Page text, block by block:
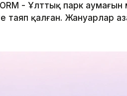
- Ұлттық парк
таяп қалған. Жануарлар